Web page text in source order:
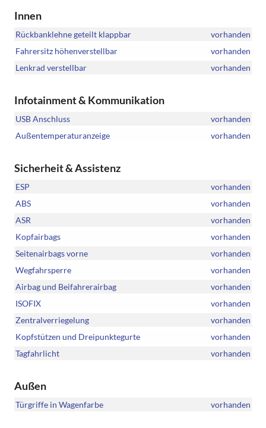
Innen
Rückbanklehne geteilt klappbar
vorhanden
Fahrersitz höhenverstellbar
vorhanden
Lenkrad verstellbar
vorhanden
Infotainment & Kommunikation
USB Anschluss
vorhanden
Außentemperaturanzeige
vorhanden
Sicherheit & Assistenz
ESP
vorhanden
ABS
vorhanden
ASR
vorhanden
Kopfairbags
vorhanden
Seitenairbags vorne
vorhanden
Wegfahrsperre
vorhanden
Airbag und Beifahrerairbag
vorhanden
ISOFIX
vorhanden
Zentralverriegelung
vorhanden
Kopfstützen und Dreipunktegurte
vorhanden
Tagfahrlicht
vorhanden
Außen
Türgriffe in Wagenfarbe vorhanden